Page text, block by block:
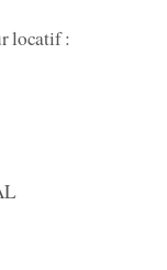
locatif :